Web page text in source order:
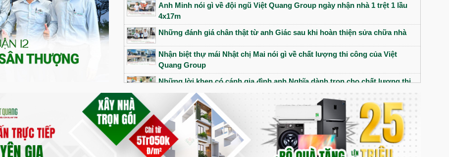
Anh Minh nói gì về đội ngũ Việt Quang Group ngày nhận nhà 1 trệt 1 lầu
4x17m
Những đánh giá chân thật từ anh Giác sau khi hoàn thiện sửa chữa nhà
Nhận biệt thự mái Nhật chị Mai nói gì về chất lượng thi công của Việt
Quang Group
Những lời khen có cánh gia đình anh Nghĩa dành trọn cho chất lượng thi
công của đội ngũ Việt Quang Group
Bàn giao siêu phẩm nhà phố tân cổ điển cho gia đình chị Thúy
Tổ ấm đầu tiên của đôi vợ chống trẻ có gì? Chất lượng thi công xây dựng
ra sao?